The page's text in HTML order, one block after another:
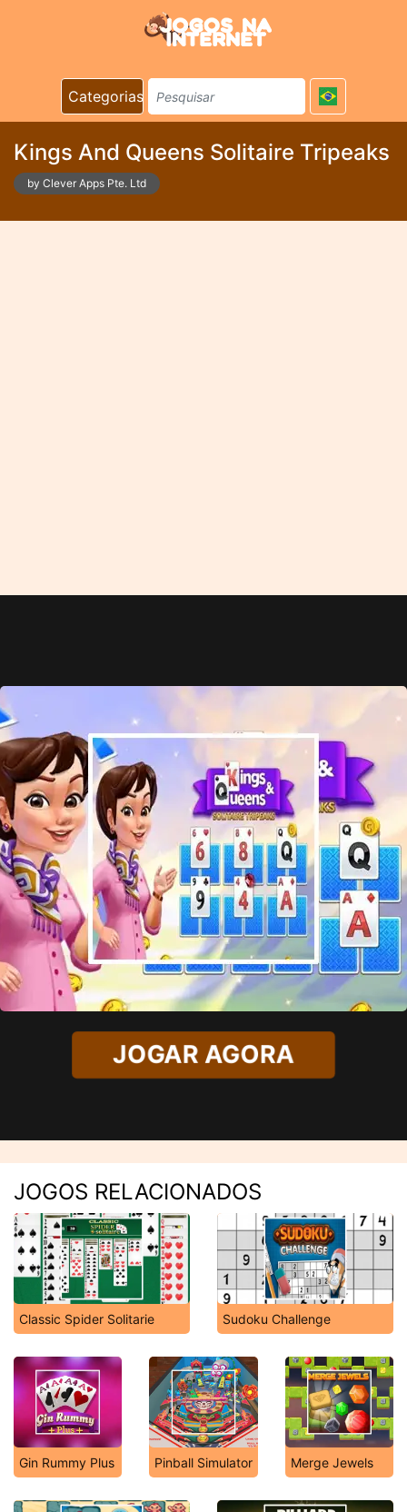
Categorias
Kings And Queens Solitaire Tripeaks
by Clever Apps Pte. Ltd
JOGAR AGORA
JOGOS RELACIONADOS
Classic Spider Solitarie Sudoku Challenge
Gin Rummy Plus Pinball Simulator Merge Jewels